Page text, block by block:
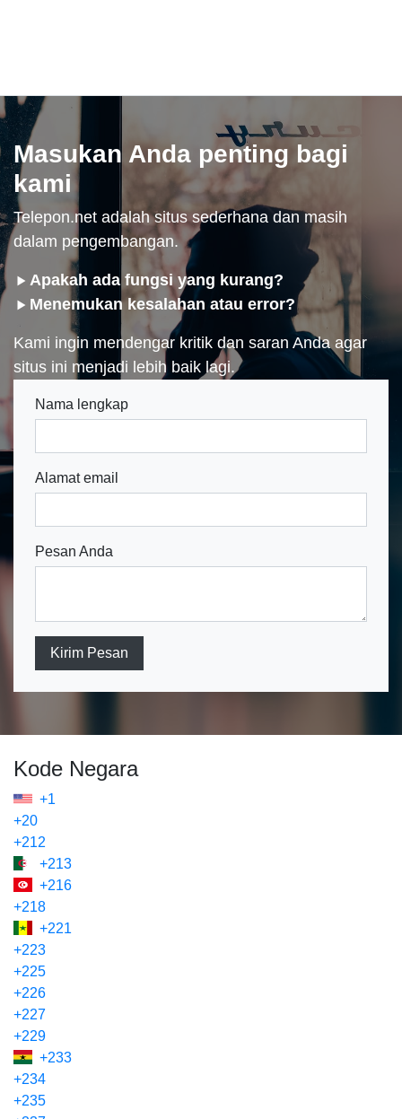
Masukan Anda penting bagi
kami
Telepon.net adalah situs sederhana dan masih
dalam pengembangan.
Apakah ada fungsi yang kurang?
Menemukan kesalahan atau error?
Kami ingin mendengar kritik dan saran Anda agar
situs ini menjadi lebih baik lagi.
Nama lengkap
Alamat email
Pesan Anda
Kirim Pesan
Kode Negara
+1
+20
+212
+213
+216
+218
+221
+223
+225
+226
+227
+229
+233
+234
+235